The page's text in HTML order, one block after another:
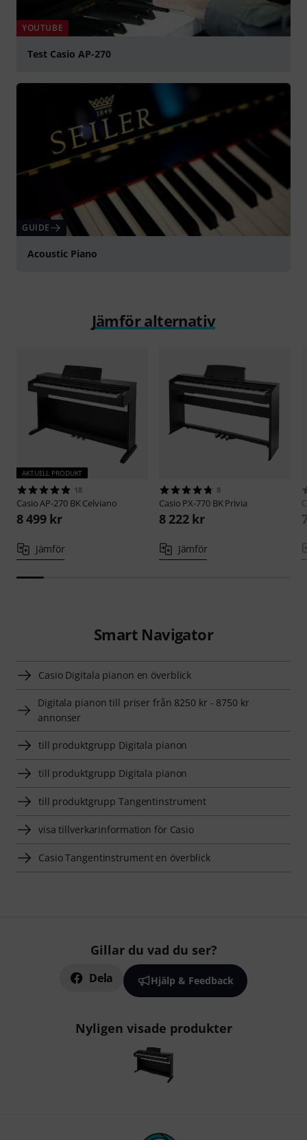
YOUTUBE
Test Casio AP-270
GUIDE
Acoustic Piano
Jämför alternativ
AKTUELL PRODUKT
18
CasioAP-270 BK Celviano
8 499 kr
Jämför
8
Casio PX-770 BK Privia
8 222 kr
Jämför
Smart Navigator
Casio Digitala pianon en överblick
Digitala pianon till priser från 8250 kr - 8750 kr
annonser
till produktgrupp Digitala pianon
till produktgrupp Digitala pianon
till produktgrupp Tangentinstrument
visa tillverkarinformation för Casio
Casio Tangentinstrument en överblick
Gillar du vad du ser?
Dela Hjälp & Feedback
Nyligen visade produkter